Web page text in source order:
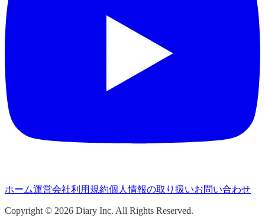
ホーム運営会社利用規約個人情報の取り扱いお問い合わせ
Copyright © 2026 Diary Inc. All Rights Reserved.